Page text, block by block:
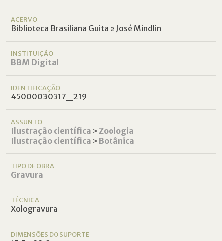
ACERVO
Biblioteca Brasiliana Guita e José Mindlin
INSTITUIÇÃO
BBM Digital
IDENTIFICAÇÃO
45000030317_219
ASSUNTO
Ilustração científica ˃Zoologia
Ilustração científica ˃ Botânica
TIPO DE OBRA
Gravura
TÉCNICA
Xologravura
DIMENSÕES DO SUPORTE